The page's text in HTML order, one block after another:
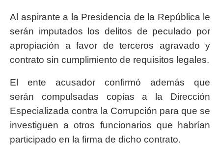
Al aspirante a la Presidencia de la República le
serán imputados los delitos de peculado por
apropiación a favor de terceros agravado y
contrato sin cumplimiento de requisitos legales.
El ente acusador confirmó además que
serán compulsadas copias a la Dirección
Especializada contra la Corrupción para que se
investiguen a otros funcionarios que habrían
participado en la firma de dicho contrato.